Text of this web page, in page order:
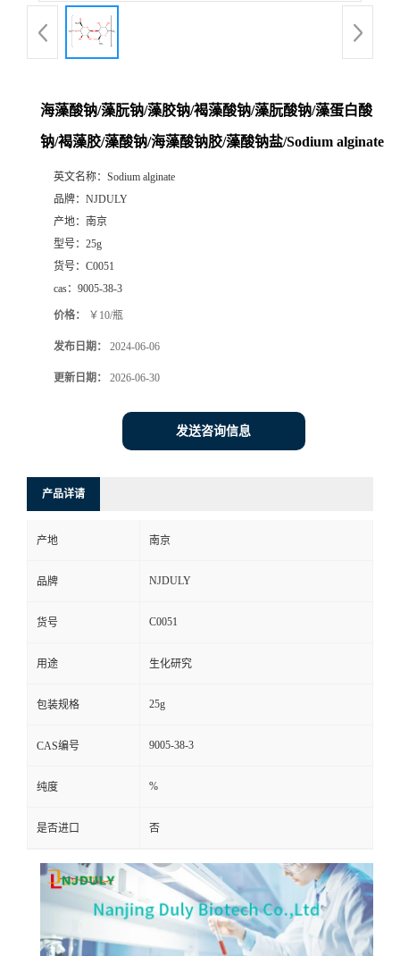
海藻酸钠/藻朊钠/藻胶钠/褐藻酸钠/藻朊酸钠/藻蛋白酸
钠/褐藻胶/藻酸钠/海藻酸钠胶/藻酸钠盐/Sodium alginate
英文名称： Sodium alginate
品牌： NJDULY
产地： 南京
型号： 25g
货号： C0051
cas： 9005-38-3
价格： ￥10/瓶
发布日期： 2024-06-06
更新日期： 2026-06-30
发送咨询信息
产品详请
产地 南京
品牌 NJDULY
货号 C0051
用途 生化研究
包装规格 25g
CAS编号 9005-38-3
纯度 %
是否进口 否